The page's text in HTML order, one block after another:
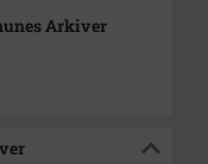
Arkiver